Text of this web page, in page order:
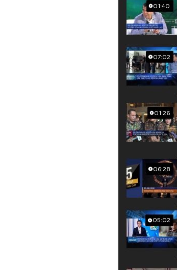
01:40
07:02
01:26
06:28
05:02